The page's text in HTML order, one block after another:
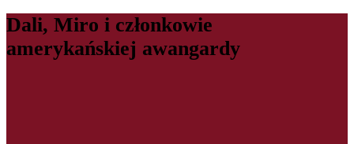
Dali, Miro i członkowie
amerykańskiej awangardy